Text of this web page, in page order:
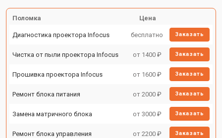
Поломка Цена
Диагностика проектора Infocus бесплатно Заказать
Чистка от пыли проектора Infocus от 1400 ₽ Заказать
Прошивка проектора Infocus от 1600 ₽ Заказать
Ремонт блока питания от 2000 ₽ Заказать
Замена матричного блока от 3000 ₽ Заказать
Ремонт блока управления от 2200 ₽ Заказать